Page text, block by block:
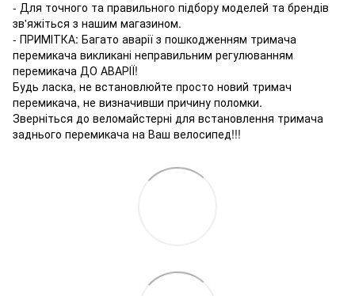
- Для точного та правильного підбору моделей та брендів
зв'яжіться з нашим магазином.
- ПРИМІТКА: Багато аварії з пошкодженням тримача
перемикача викликані неправильним регулюванням
перемикача ДО АВАРІЇ!
Будь ласка, не встановлюйте просто новий тримач
перемикача, не визначивши причину поломки.
Зверніться до веломайстерні для встановлення тримача
заднього перемикача на Ваш велосипед!!!